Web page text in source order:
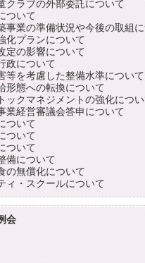
ラブの外部委託について
ついて
業の準備状況や今後の取組に
プランについて
の影響について
政について
を考慮した整備水準について
態への転換について
クマネジメントの強化につい
経営審議会答申について
ついて
ついて
ついて
について
無償化について
・スクールについて
会